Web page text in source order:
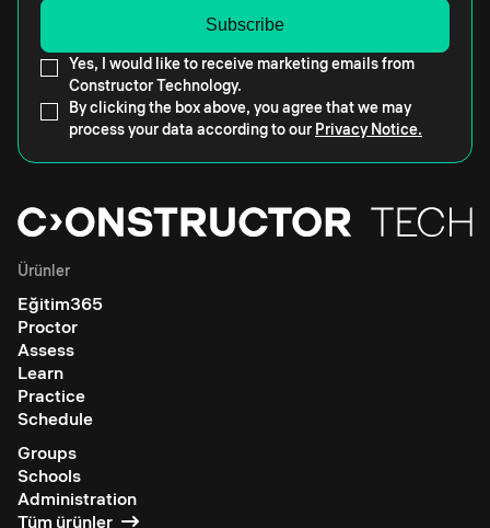
Yes, I would like to receive marketing emails from
Constructor Technology.
By clicking the box above, you agree that we may
process your data according to our Privacy Notice.
Ürünler
Eğitim365
Proctor
Assess
Learn
Practice
Schedule
Groups
Schools
Administration
Tüm ürünler